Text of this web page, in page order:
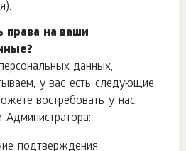
права на ваши
данных,
у вас есть следующие
востребовать у нас,
подтверждения